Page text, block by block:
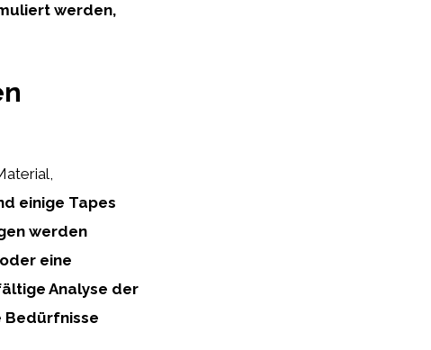
werden,
einige Tapes
werden
eine
Analyse der
Bedürfnisse